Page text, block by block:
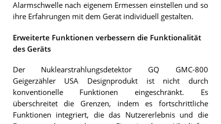
Alarmschwelle nach eigenem Ermessen einstellen und so
ihre Erfahrungen mit dem Gerät individuell gestalten.
Erweiterte Funktionen verbessern die Funktionalität
des Geräts
Der Nuklearstrahlungsdetektor GQ GMC-800
Geigerzähler USA Designprodukt ist nicht durch
konventionelle Funktionen eingeschränkt. Es
überschreitet die Grenzen, indem es fortschrittliche
Funktionen integriert, die das Nutzererlebnis und die